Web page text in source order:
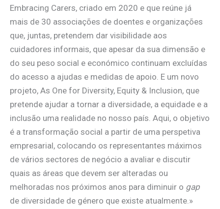
Embracing Carers, criado em 2020 e que reúne já
mais de 30 associações de doentes e organizações
que, juntas, pretendem dar visibilidade aos
cuidadores informais, que apesar da sua dimensão e
do seu peso social e económico continuam excluídas
do acesso a ajudas e medidas de apoio. E um novo
projeto, As One for Diversity, Equity & Inclusion, que
pretende ajudar a tornar a diversidade, a equidade e a
inclusão uma realidade no nosso país. Aqui, o objetivo
é a transformação social a partir de uma perspetiva
empresarial, colocando os representantes máximos
de vários sectores de negócio a avaliar e discutir
quais as áreas que devem ser alteradas ou
melhoradas nos próximos anos para diminuir o gap
de diversidade de género que existe atualmente.»